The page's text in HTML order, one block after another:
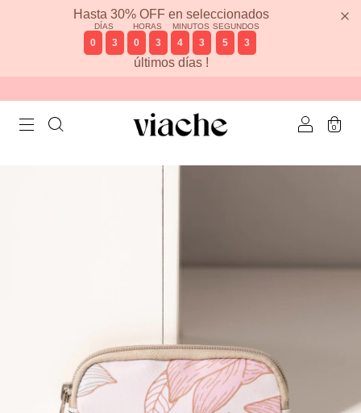
Hasta 30% OFF en seleccionados
DÍAS
0 3
HORAS
0 3
MINUTOS
4 3
SEGUNDOS
5 3
últimos días !
0